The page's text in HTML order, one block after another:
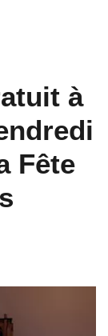
à
Fête